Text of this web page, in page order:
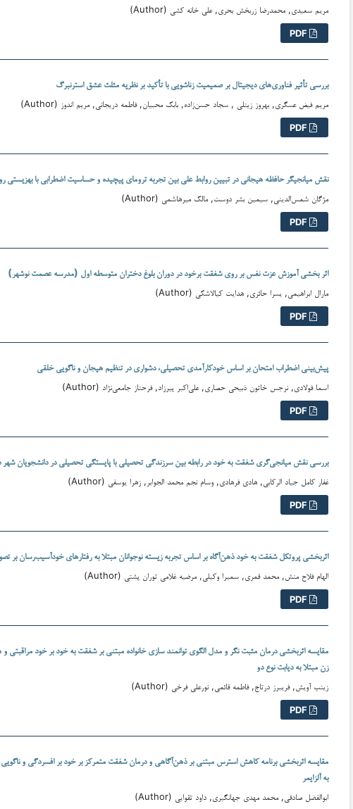
مریم سعیدی, محمدرضا زربخش بحری, علی خانه کشی (Author)
بررسی تأثیر فناوری‌های دیجیتال بر صمیمیت زناشویی با تأکید بر نظریه مثلث عشق استرنبرگ
مریم فیض عسگری, بهروز زینلی , سجاد حسن‌زاده, بابک محبیان, فاطمه دریجانی, مریم اندوز (Author)
نقش میانجیگر حافظه هیجانی در تبیین روابط علی بین تجربه ترومای پیچیده و حساسیت اضطرابی با بهزیستی
مژگان شمس‌الدینی, سیمین بشر دوست, مالک میرهاشمی (Author)
اثر بخشی آموزش عزت نفس بر روی شفقت برخود در دوران بلوغ دختران متوسطه اول (مدرسه عصمت نوشهر)
مارال ابراهیمی, یسرا حائری, هدایت کیالاشکی (Author)
پیش‌بینی اضطراب امتحان بر اساس خودکارآمدی تحصیلی، دشواری در تنظیم هیجان و ناگویی خلقی
اسما فولادی, نرجس خاتون ذبیحی حصاری, علی‌اکبر پیرزاد, فرحناز جامعی‌نژاد (Author)
بررسی نقش میانجی‌گری شفقت به خود در رابطه بین سرزندگی تحصیلی با پایستگی تحصیلی در دانشجویان شهر
غفار کامل جیاد الرکابی, هادی فرهادی, وسام نجم محمد الجوابر, زهرا یوسفی (Author)
اثربخشی پروتکل شفقت به خود ذهن‌آگاه بر اساس تجربه زیسته نوجوانان مبتلا به رفتارهای خودآسیب‌رسان بر
الهام فلاح منش, محمد قمری, سمیرا وکیلی, مرضیه غلامی توران پشتی (Author)
مقایسه اثربخشی درمان مثبت نگر و مدل الگوی توانمند سازی خانواده مبتنی بر شفقت به خود بر خود مراقبتی و
زن مبتلا به دیابت نوع دو
زینب آویش, فریبرز درتاج, فاطمه قائمی, نورعلی فرخی (Author)
مقایسه اثربخشی برنامه کاهش استرس مبتنی بر ذهن‌آگاهی و درمان شفقت متمرکز بر خود بر افسردگی و ناگویی
به آلزایمر
ابوالفضل صادقی, محمد مهدی جهانگیری, داود تقوایی (Author)